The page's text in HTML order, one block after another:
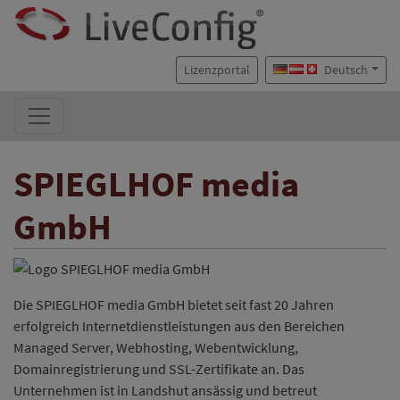
Lizenzportal Deutsch
SPIEGLHOF media
GmbH
Die SPIEGLHOF media GmbH bietet seit fast 20 Jahren
erfolgreich Internetdienstleistungen aus den Bereichen
Managed Server, Webhosting, Webentwicklung,
Domainregistrierung und SSL-Zertifikate an. Das
Unternehmen ist in Landshut ansässig und betreut